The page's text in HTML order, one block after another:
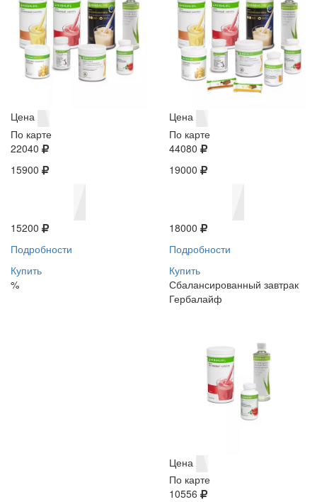
Цена
По карте
22040
15900
15200
Подробности
Купить
%
Цена
По карте
44080
19000
18000
Подробности
Купить
Сбалансированный завтрак
Гербалайф
Цена
По карте
10556